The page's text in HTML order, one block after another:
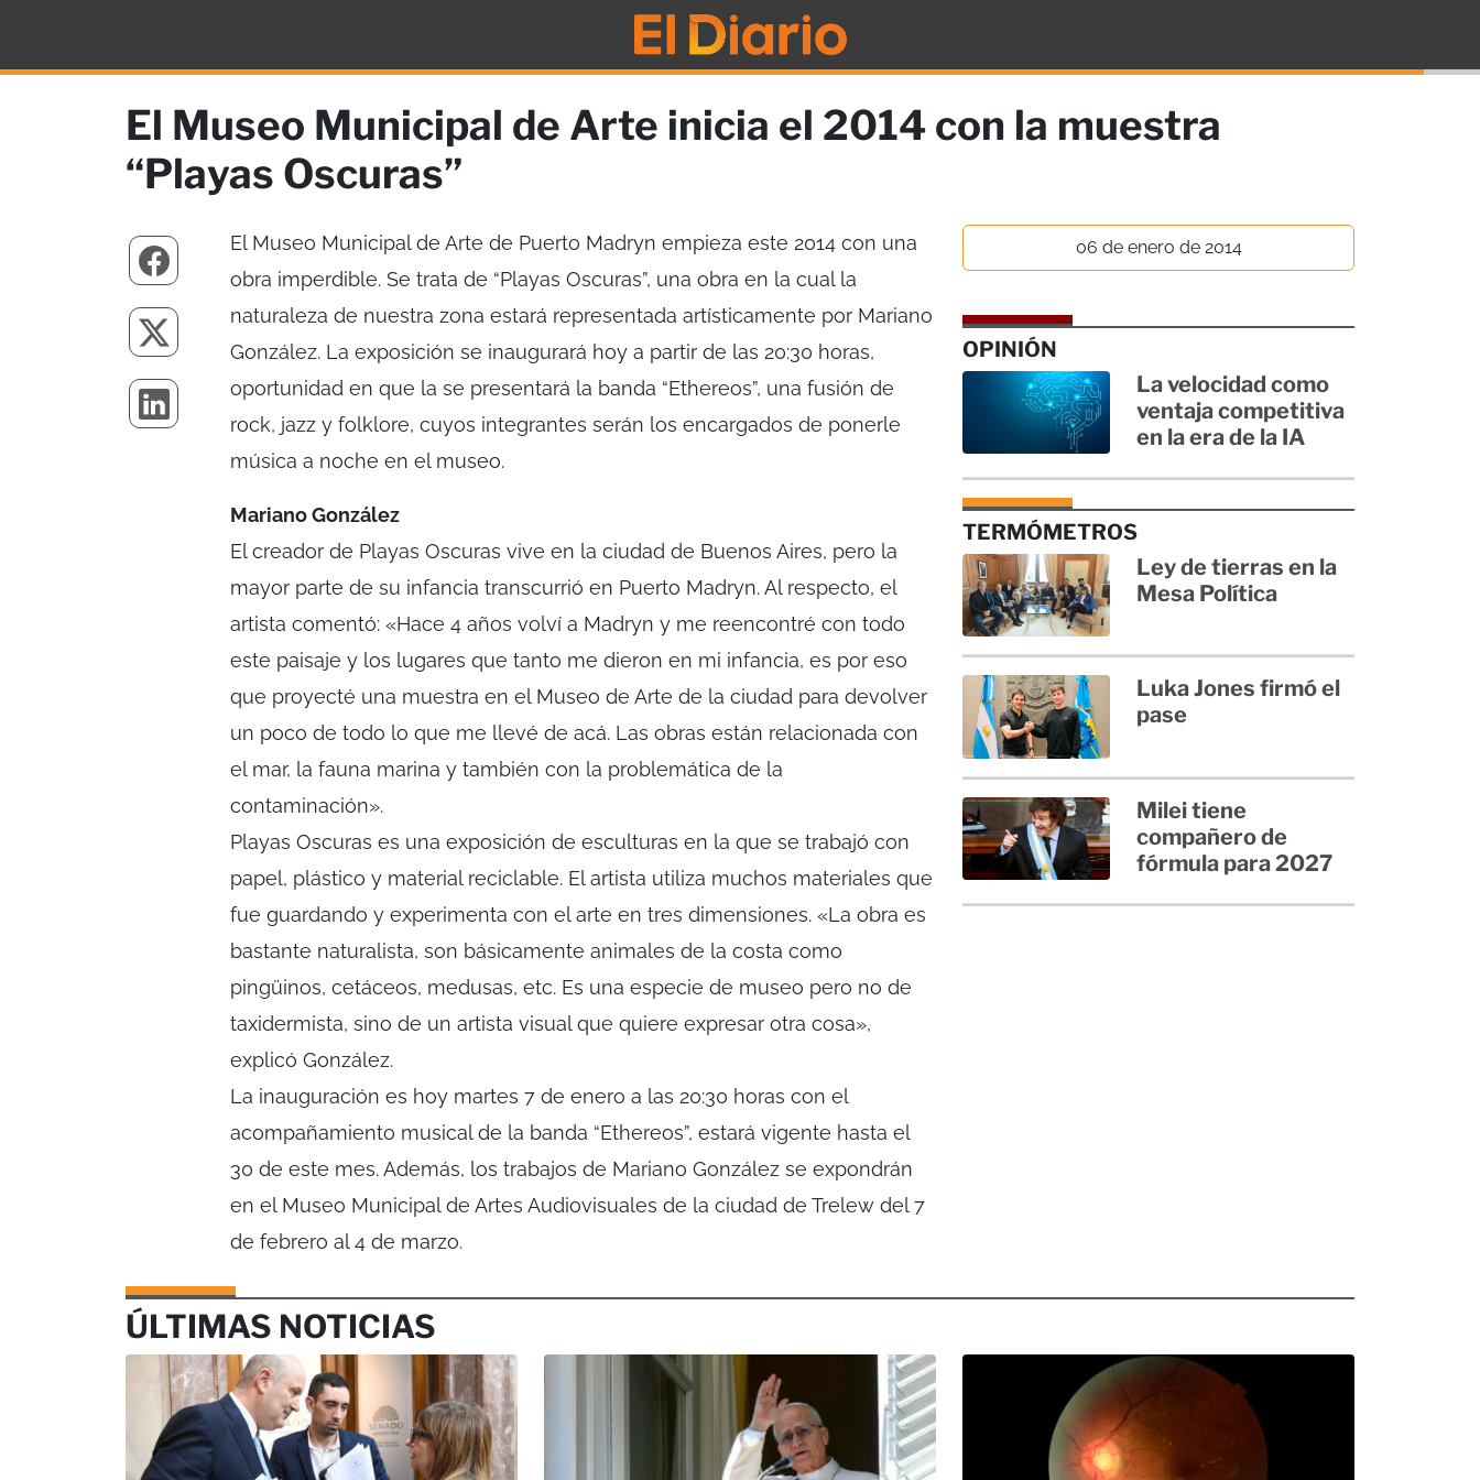
El Museo Municipal de Arte inicia el 2014 con la muestra
“Playas Oscuras”
El Museo Municipal de Arte de Puerto Madryn empieza este 2014 con una
obra imperdible. Se trata de “Playas Oscuras”, una obra en la cual la
naturaleza de nuestra zona estará representada artísticamente por Mariano
González. La exposición se inaugurará hoy a partir de las 20:30 horas,
oportunidad en que la se presentará la banda “Ethereos”, una fusión de
rock, jazz y folklore, cuyos integrantes serán los encargados de ponerle
música a noche en el museo.
Mariano González
El creador de Playas Oscuras vive en la ciudad de Buenos Aires, pero la
mayor parte de su infancia transcurrió en Puerto Madryn. Al respecto, el
artista comentó: «Hace 4 años volví a Madryn y me reencontré con todo
este paisaje y los lugares que tanto me dieron en mi infancia, es por eso
que proyecté una muestra en el Museo de Arte de la ciudad para devolver
un poco de todo lo que me llevé de acá. Las obras están relacionada con
el mar, la fauna marina y también con la problemática de la
contaminación».
Playas Oscuras es una exposición de esculturas en la que se trabajó con
papel, plástico y material reciclable. El artista utiliza muchos materiales que
fue guardando y experimenta con el arte en tres dimensiones. «La obra es
bastante naturalista, son básicamente animales de la costa como
pingüinos, cetáceos, medusas, etc. Es una especie de museo pero no de
taxidermista, sino de un artista visual que quiere expresar otra cosa»,
explicó González.
La inauguración es hoy martes 7 de enero a las 20:30 horas con el
acompañamiento musical de la banda “Ethereos”, estará vigente hasta el
30 de este mes. Además, los trabajos de Mariano González se expondrán
en el Museo Municipal de Artes Audiovisuales de la ciudad de Trelew del 7
de febrero al 4 de marzo.
06 de enero de 2014
OPINIÓN
La velocidad como
ventaja competitiva
en la era de la IA
TERMÓMETROS
Ley de tierras en la
Mesa Política
Luka Jones firmó el
pase
Milei tiene
compañero de
fórmula para 2027
ÚLTIMAS NOTICIAS